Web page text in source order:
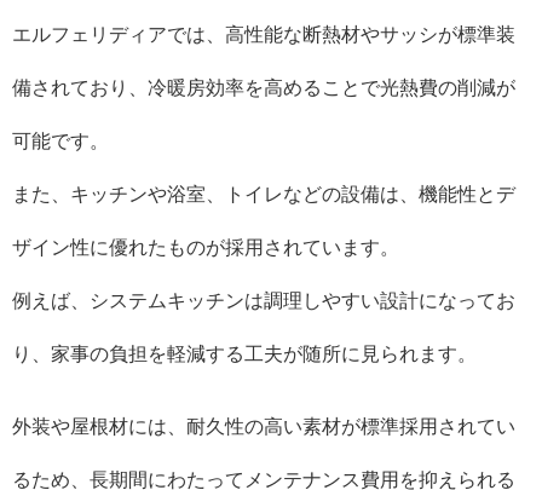
エルフェリディアでは、高性能な断熱材やサッシが標準装
備されており、冷暖房効率を高めることで光熱費の削減が
可能です。
また、キッチンや浴室、トイレなどの設備は、機能性とデ
ザイン性に優れたものが採用されています。
例えば、システムキッチンは調理しやすい設計になってお
り、家事の負担を軽減する工夫が随所に見られます。
外装や屋根材には、耐久性の高い素材が標準採用されてい
るため、長期間にわたってメンテナンス費用を抑えられる